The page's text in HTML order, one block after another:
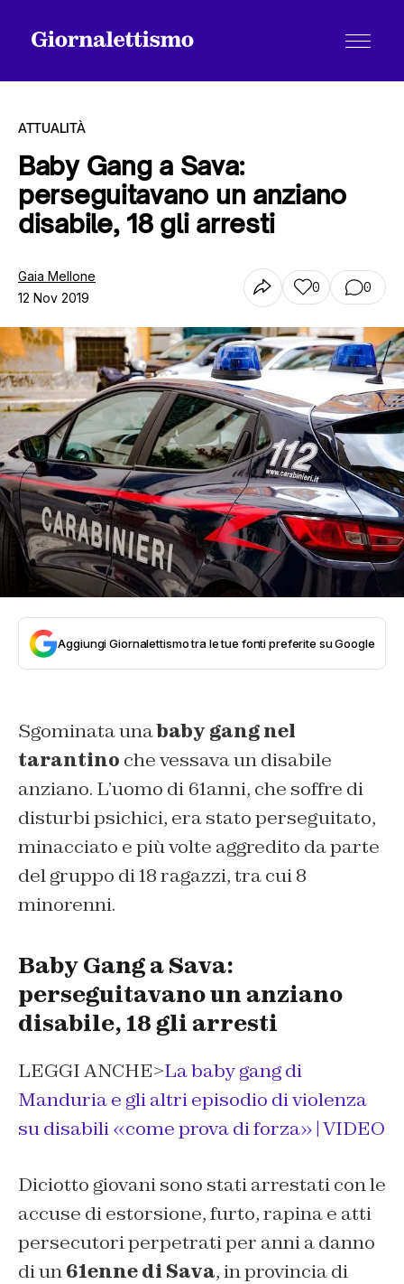
Tutti gli articoli
Chi siamo
Contatti
ATTUALITÀ
Baby Gang a Sava:
perseguitavano un anziano
disabile, 18 gli arresti
Gaia Mellone
12 Nov 2019
0 0
Aggiungi Giornalettismo tra le tue fonti preferite su Google
Sgominata unababy gang nel
tarantino che vessava un disabile
anziano. L’uomo di 61anni, che soffre di
disturbi psichici, era stato perseguitato,
minacciato e più volte aggredito da parte
del gruppo di 18 ragazzi, tra cui 8
minorenni.
Baby Gang a Sava:
perseguitavano un anziano
disabile, 18 gli arresti
LEGGI ANCHE>La baby gang di
Manduria e gli altri episodio di violenza
su disabili «come prova di forza» |VIDEO
Diciotto giovani sono stati arrestati con le
accuse di estorsione, furto, rapina e atti
persecutori perpetrati per anni a danno
di un61enne di Sava, in provincia di